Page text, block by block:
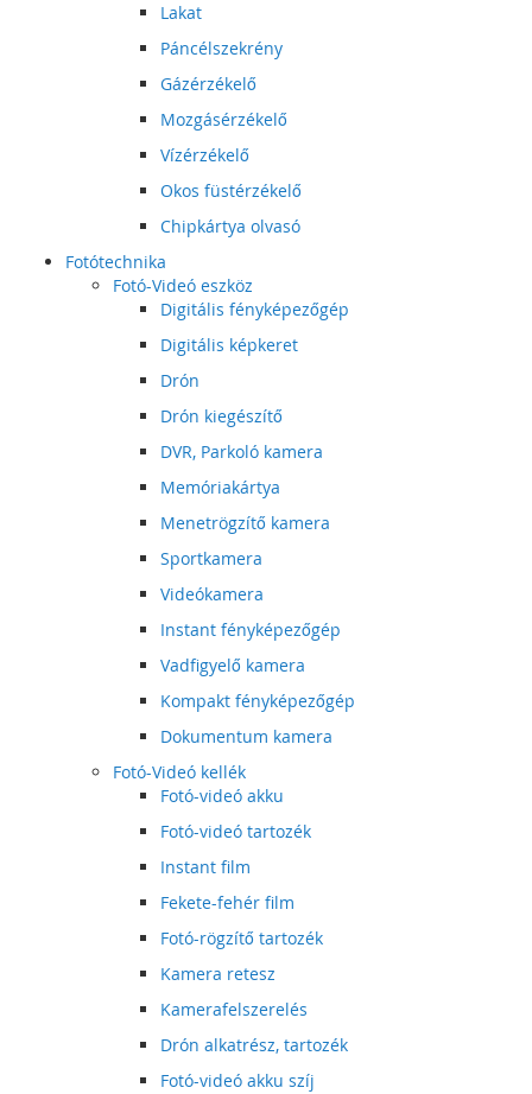
Lakat
Páncélszekrény
Gázérzékelő
Mozgásérzékelő
Vízérzékelő
Okos füstérzékelő
Chipkártya olvasó
Fotótechnika
Fotó-Videó eszköz
Digitális fényképezőgép
Digitális képkeret
Drón
Drón kiegészítő
DVR, Parkoló kamera
Memóriakártya
Menetrögzítő kamera
Sportkamera
Videókamera
Instant fényképezőgép
Vadfigyelő kamera
Kompakt fényképezőgép
Dokumentum kamera
Fotó-Videó kellék
Fotó-videó akku
Fotó-videó tartozék
Instant film
Fekete-fehér film
Fotó-rögzítő tartozék
Kamera retesz
Kamerafelszerelés
Drón alkatrész, tartozék
Fotó-videó akku szíj